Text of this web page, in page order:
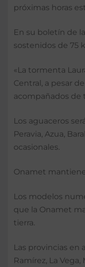
próximas horas
En su boletín de
sostenidos de 75
«La tormenta
Central, a pesar
acompañados de
Los aguaceros
Peravia, Azua,
ocasionales.
Onamet
Los modelos
que la Onamet
tierra.
Las provincias en
Ramírez, La